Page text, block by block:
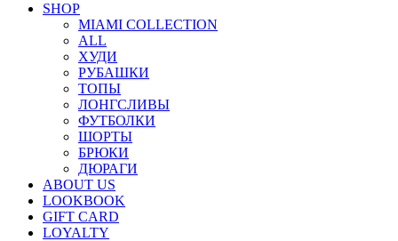
SHOP
MIAMI COLLECTION
ALL
ХУДИ
РУБАШКИ
ТОПЫ
ЛОНГСЛИВЫ
ФУТБОЛКИ
ШОРТЫ
БРЮКИ
ДЮРАГИ
ABOUT US
LOOKBOOK
GIFT CARD
LOYALTY